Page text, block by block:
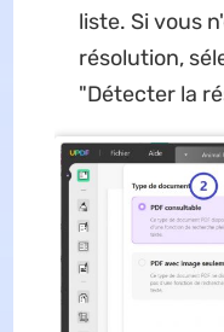
liste. Si vous
résolution,
"Détecter la